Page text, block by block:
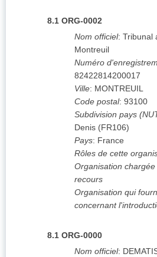
8.1 ORG-0002
Nom officiel: Tribunal
Montreuil
Numéro
82422814200017
Ville: MONTREUIL
Code postal: 93100
Subdivision pays
Denis (FR106)
Pays: France
Rôles de cette
Organisation
recours
Organisation qui
concernant
8.1 ORG-0000
Nom officiel: